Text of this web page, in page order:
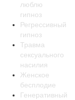
люблю
гипноз
Регрессивный
гипноз
Травма
сексуального
насилия
Женское
бесплодие
Генеративный